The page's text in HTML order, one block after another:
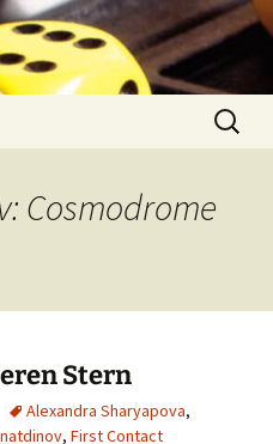
Suchen
nach:
Cosmodrome
Stern
Alexandra Sharyapova,
, First Contact